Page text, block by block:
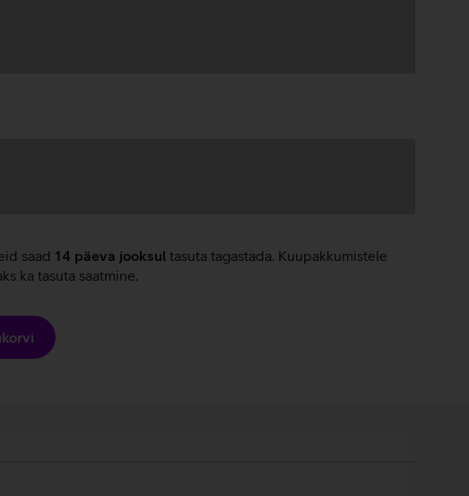
saad 14 päeva jooksul tasuta tagastada. Kuupakkumistele
ka tasuta saatmine.